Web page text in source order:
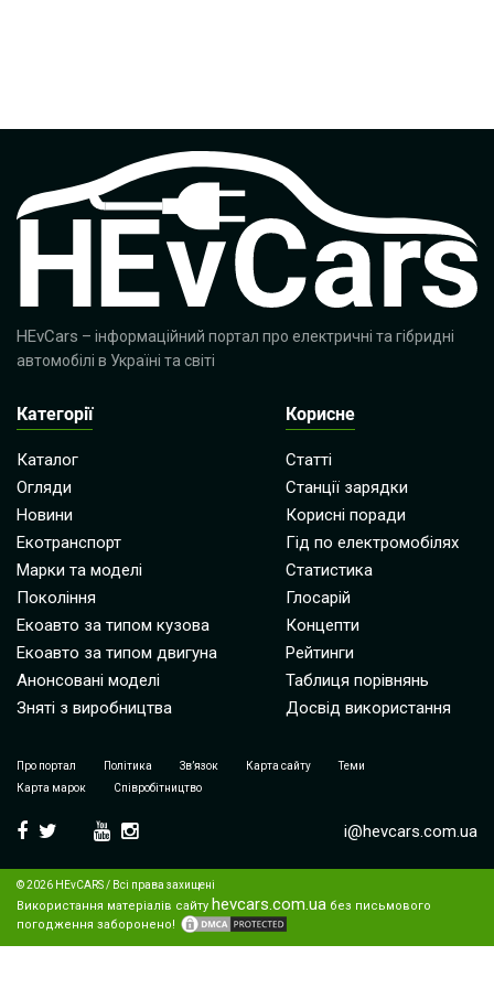
HEvCars – інформаційний портал про електричні та гібридні
автомобілі в Україні та світі
Категорії
Каталог
Огляди
Новини
Екотранспорт
Марки та моделі
Покоління
Екоавто за типом кузова
Екоавто за типом двигуна
Анонсовані моделі
Зняті з виробництва
Корисне
Статті
Станції зарядки
Корисні поради
Гід по електромобілях
Статистика
Глосарій
Концепти
Рейтинги
Таблиця порівнянь
Досвід використання
Про портал Політика Зв’язок Карта сайту
Теми
Карта марок
Співробітництво
i@hevcars.com.ua
© 2026 HEvCARS / Всі права захищені
Використання матеріалів сайту hevcars.com.ua без письмового
погодження заборонено!